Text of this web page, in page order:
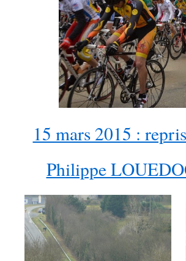
15 mars 2015 :
Philippe